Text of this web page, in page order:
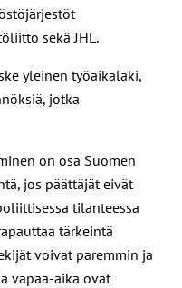
sekä JHL.
yleinen työaikalaki,
jotka
on osa Suomen
jos päättäjät eivät
tilanteessa
tärkeintä
voivat paremmin ja
vapaa-aika ovat